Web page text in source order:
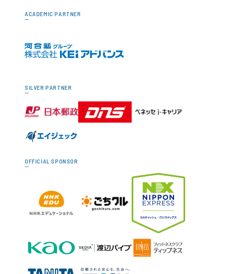
ACADEMIC PARTNER
SILVER PARTNER
OFFICIAL SPONSOR